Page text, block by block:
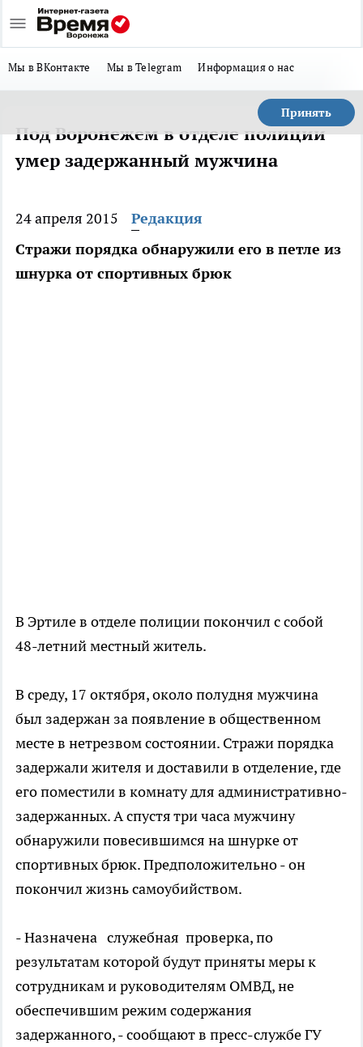
Мы в ВКонтакте Мы в Telegram Информация о нас
Принять
Под Воронежем в отделе полиции
умер задержанный мужчина
24 апреля 2015
Редакция
Стражи порядка обнаружили его в петле из
шнурка от спортивных брюк
В Эртиле в отделе полиции покончил с собой
48-летний местный житель.
В среду, 17 октября, около полудня мужчина
был задержан за появление в общественном
месте в нетрезвом состоянии. Стражи порядка
задержали жителя и доставили в отделение, где
его поместили в комнату для административно-
задержанных. А спустя три часа мужчину
обнаружили повесившимся на шнурке от
спортивных брюк. Предположительно - он
покончил жизнь самоубийством.
- Назначена служебная проверка, по
результатам которой будут приняты меры к
сотрудникам и руководителям ОМВД, не
обеспечившим режим содержания
задержанного, - сообщают в пресс-службе ГУ